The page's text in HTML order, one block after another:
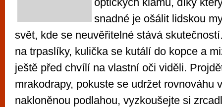
snadné je ošálit lidskou
svět, kde se neuvěřitelné stává
na trpaslíky, kulička se kutálí do kopce a
ještě před chvílí na vlastní oči viděli.
mrakodrapy, pokuste se udržet rovnováhu
nakloněnou podlahou, vyzkoušejte si